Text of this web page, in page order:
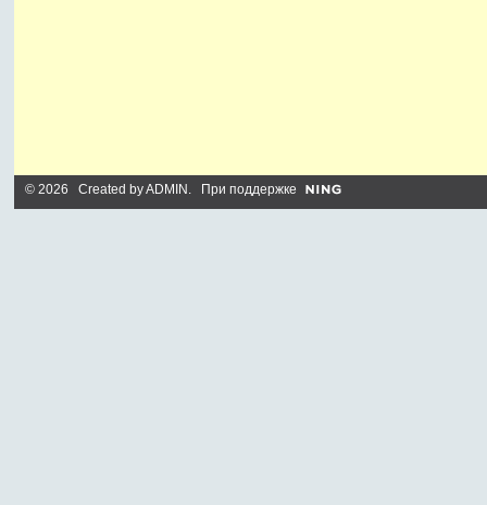
© 2026 Created byADMIN . При поддержке